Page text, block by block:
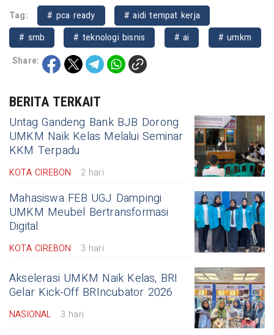
Tag: # pca ready
# aidi tempat kerja
# smb
# teknologi bisnis # ai
# umkm
Share:
BERITA TERKAIT
Untag Gandeng Bank BJB Dorong
UMKM Naik Kelas Melalui Seminar
KKM Terpadu
KOTA CIREBON 2 hari
Mahasiswa FEB UGJ Dampingi
UMKM Meubel Bertransformasi
Digital
KOTA CIREBON 3 hari
Akselerasi UMKM Naik Kelas, BRI
Gelar Kick-Off BRIncubator 2026
NASIONAL 3 hari